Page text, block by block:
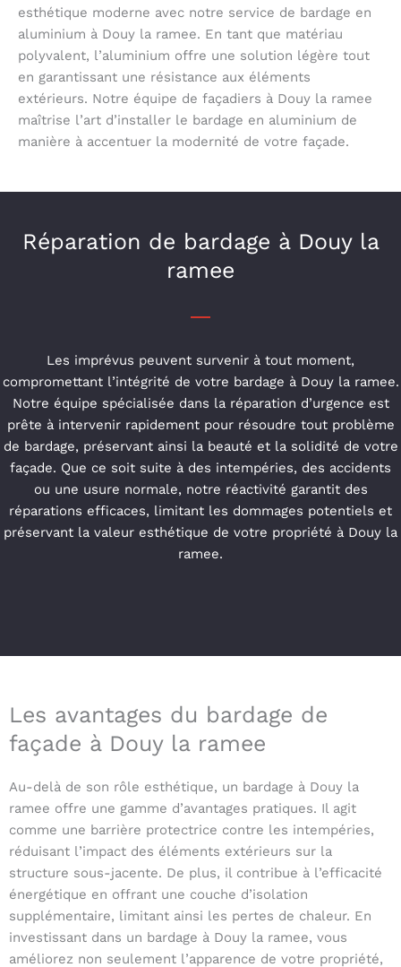
esthétique moderne avec notre service de bardage en
aluminium à Douy la ramee. En tant que matériau
polyvalent, l’aluminium offre une solution légère tout
en garantissant une résistance aux éléments
extérieurs. Notre équipe de façadiers à Douy la ramee
maîtrise l’art d’installer le bardage en aluminium de
manière à accentuer la modernité de votre façade.
Réparation de bardage à Douy la
ramee
Les imprévus peuvent survenir à tout moment,
compromettant l’intégrité de votre bardage à Douy la ramee.
Notre équipe spécialisée dans la réparation d’urgence est
prête à intervenir rapidement pour résoudre tout problème
de bardage, préservant ainsi la beauté et la solidité de votre
façade. Que ce soit suite à des intempéries, des accidents
ou une usure normale, notre réactivité garantit des
réparations efficaces, limitant les dommages potentiels et
préservant la valeur esthétique de votre propriété à Douy la
ramee.
Les avantages du bardage de
façade à Douy la ramee
Au-delà de son rôle esthétique, un bardage à Douy la
ramee offre une gamme d’avantages pratiques. Il agit
comme une barrière protectrice contre les intempéries,
réduisant l’impact des éléments extérieurs sur la
structure sous-jacente. De plus, il contribue à l’efficacité
énergétique en offrant une couche d’isolation
supplémentaire, limitant ainsi les pertes de chaleur. En
investissant dans un bardage à Douy la ramee, vous
améliorez non seulement l’apparence de votre propriété,